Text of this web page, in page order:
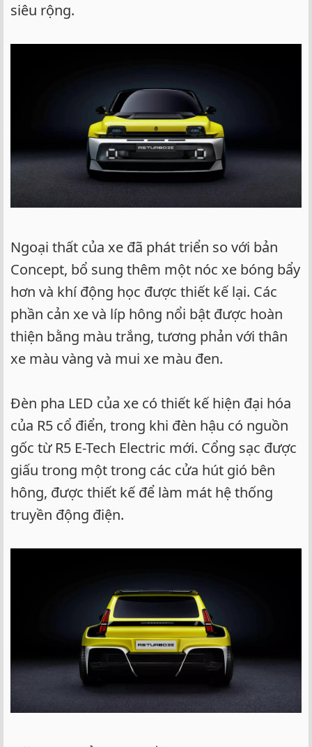
siêu rộng.
Ngoại thất của xe đã phát triển so với bản
Concept, bổ sung thêm một nóc xe bóng bẩy
hơn và khí động học được thiết kế lại. Các
phần cản xe và líp hông nổi bật được hoàn
thiện bằng màu trắng, tương phản với thân
xe màu vàng và mui xe màu đen.
Đèn pha LED của xe có thiết kế hiện đại hóa
của R5 cổ điển, trong khi đèn hậu có nguồn
gốc từ R5 E-Tech Electric mới. Cổng sạc được
giấu trong một trong các cửa hút gió bên
hông, được thiết kế để làm mát hệ thống
truyền động điện.